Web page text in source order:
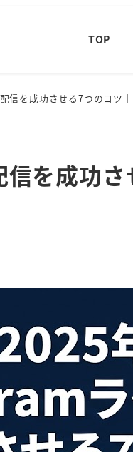
TOP
信を成功させる7つのコツ
を成功